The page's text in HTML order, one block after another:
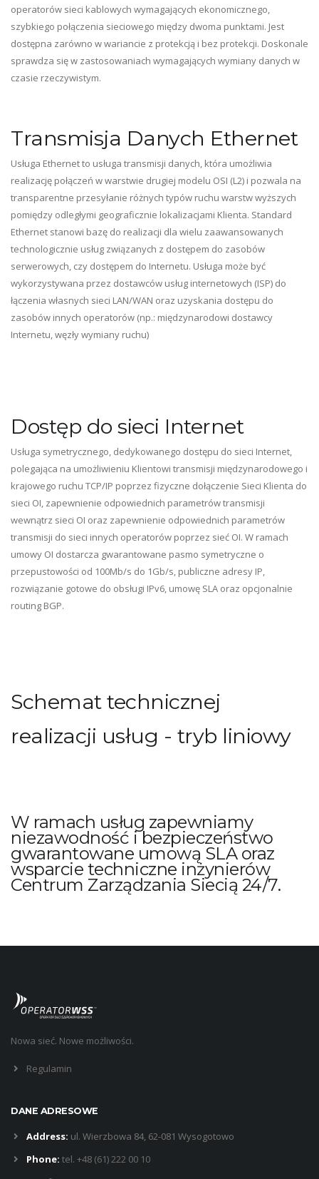
operatorów sieci kablowych wymagających ekonomicznego,
szybkiego połączenia sieciowego między dwoma punktami. Jest
dostępna zarówno w wariancie z protekcją i bez protekcji. Doskonale
sprawdza się w zastosowaniach wymagających wymiany danych w
czasie rzeczywistym.
Transmisja Danych Ethernet
Usługa Ethernet to usługa transmisji danych, która umożliwia
realizację połączeń w warstwie drugiej modelu OSI (L2) i pozwala na
transparentne przesyłanie różnych typów ruchu warstw wyższych
pomiędzy odległymi geograficznie lokalizacjami Klienta. Standard
Ethernet stanowi bazę do realizacji dla wielu zaawansowanych
technologicznie usług związanych z dostępem do zasobów
serwerowych, czy dostępem do Internetu. Usługa może być
wykorzystywana przez dostawców usług internetowych (ISP) do
łączenia własnych sieci LAN/WAN oraz uzyskania dostępu do
zasobów innych operatorów (np.: międzynarodowi dostawcy
Internetu, węzły wymiany ruchu)
Dostęp do sieci Internet
Usługa symetrycznego, dedykowanego dostępu do sieci Internet,
polegająca na umożliwieniu Klientowi transmisji międzynarodowego i
krajowego ruchu TCP/IP poprzez fizyczne dołączenie Sieci Klienta do
sieci OI, zapewnienie odpowiednich parametrów transmisji
wewnątrz sieci OI oraz zapewnienie odpowiednich parametrów
transmisji do sieci innych operatorów poprzez sieć OI. W ramach
umowy OI dostarcza gwarantowane pasmo symetryczne o
przepustowości od 100Mb/s do 1Gb/s, publiczne adresy IP,
rozwiązanie gotowe do obsługi IPv6, umowę SLA oraz opcjonalnie
routing BGP.
Schemat technicznej
realizacji usług - tryb liniowy
W ramach usług zapewniamy
niezawodność i bezpieczeństwo
gwarantowane umową SLA oraz
wsparcie techniczne inżynierów
Centrum Zarządzania Siecią 24/7.
Nowa sieć. Nowe możliwości.
Regulamin
DANE ADRESOWE
Address: ul. Wierzbowa 84, 62-081 Wysogotowo
Phone: tel. +48 (61) 222 00 10